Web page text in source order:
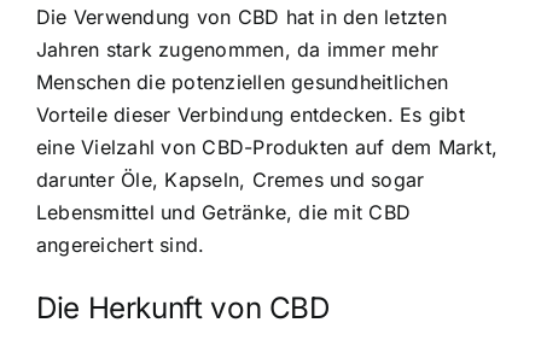
Die Verwendung von CBD hat in den letzten
Jahren stark zugenommen, da immer mehr
Menschen die potenziellen gesundheitlichen
Vorteile dieser Verbindung entdecken. Es gibt
eine Vielzahl von CBD-Produkten auf dem Markt,
darunter Öle, Kapseln, Cremes und sogar
Lebensmittel und Getränke, die mit CBD
angereichert sind.
Die Herkunft von CBD